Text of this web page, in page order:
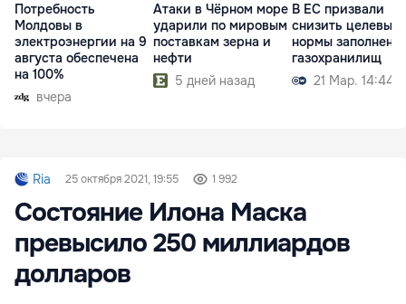
Потребность
Молдовы в
электроэнергии на 9
августа обеспечена
на 100%
вчера
Атаки в Чёрном море
ударили по мировым
поставкам зерна и
нефти
5 дней назад
В ЕС призвали
снизить целевые
нормы
газохранилищ
21 Мар. 14:44
Ria 25 октября 2021, 19:55 1 992
Состояние Илона Маска
превысило 250 миллиардов
долларов